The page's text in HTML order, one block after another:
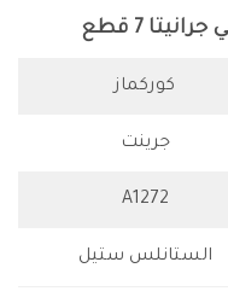
7 قطع
كوركماز
جرينت
A1272
الستانلس ستيل